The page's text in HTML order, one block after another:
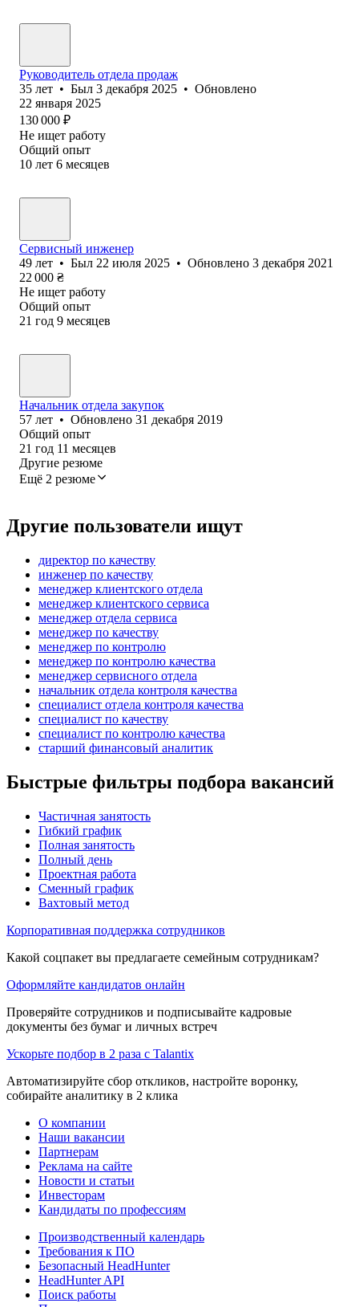
Руководитель отдела продаж
35 лет • Был 3 декабря 2025 • Обновлено
22 января 2025
130 000 ₽
Не ищет работу
Общий опыт
10 лет 6 месяцев
Сервисный инженер
49 лет • Был 22 июля 2025 • Обновлено 3 декабря 2021
22 000 ₴
Не ищет работу
Общий опыт
21 год 9 месяцев
Начальник отдела закупок
57 лет • Обновлено 31 декабря 2019
Общий опыт
21 год 11 месяцев
Другие резюме
Ещё 2 резюме
Другие пользователи ищут
директор по качеству
инженер по качеству
менеджер клиентского отдела
менеджер клиентского сервиса
менеджер отдела сервиса
менеджер по качеству
менеджер по контролю
менеджер по контролю качества
менеджер сервисного отдела
начальник отдела контроля качества
специалист отдела контроля качества
специалист по качеству
специалист по контролю качества
старший финансовый аналитик
Быстрые фильтры подбора вакансий
Частичная занятость
Гибкий график
Полная занятость
Полный день
Проектная работа
Сменный график
Вахтовый метод
Корпоративная поддержка сотрудников
Какой соцпакет вы предлагаете семейным сотрудникам?
Оформляйте кандидатов онлайн
Проверяйте сотрудников и подписывайте кадровые
документы без бумаг и личных встреч
Ускорьте подбор в 2 раза с Talantix
Автоматизируйте сбор откликов, настройте воронку,
собирайте аналитику в 2 клика
О компании
Наши вакансии
Партнерам
Реклама на сайте
Новости и статьи
Инвесторам
Кандидаты по профессиям
Производственный календарь
Требования к ПО
Безопасный HeadHunter
HeadHunter API
Поиск работы